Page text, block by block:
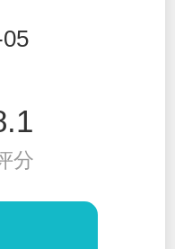
分